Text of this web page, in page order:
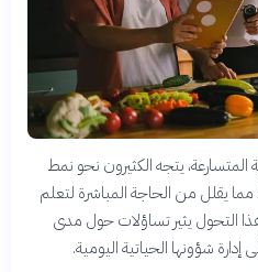
المتسارعة، يتجه الكثيرون نحو نمط
يقلل من الحاجة المباشرة لتعلم
هذا التحول يثير تساؤلات حول مدى
إدارة شؤونها الحياتية اليومية.